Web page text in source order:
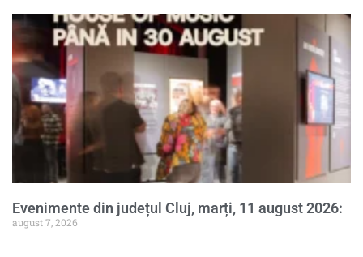
Evenimente din județul Cluj, marți, 11 august 2026:
august 7, 2026